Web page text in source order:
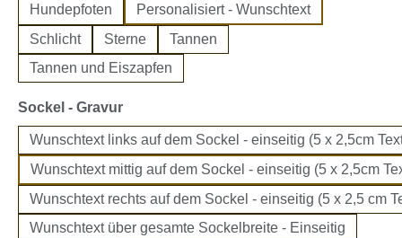
Hundepfoten
Personalisiert - Wunschtext
Schlicht
Sterne
Tannen
Tannen und Eiszapfen
Sockel - Gravurauswählen
Wunschtext links auf dem Sockel - einseitig (5 x 2,5cm
Wunschtext mittig auf dem Sockel - einseitig (5 x 2,5cm
Wunschtext rechts auf dem Sockel - einseitig (5 x 2,5 cm
Wunschtext über gesamte Sockelbreite - Einseitig